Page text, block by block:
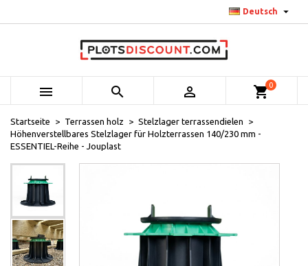
Deutsch 
   shopping_cart0
Startseite Terrassen holz
Stelzlager terrassendielen
Höhenverstellbares Stelzlager für Holzterrassen 140/230 mm -
ESSENTIEL-Reihe - Jouplast